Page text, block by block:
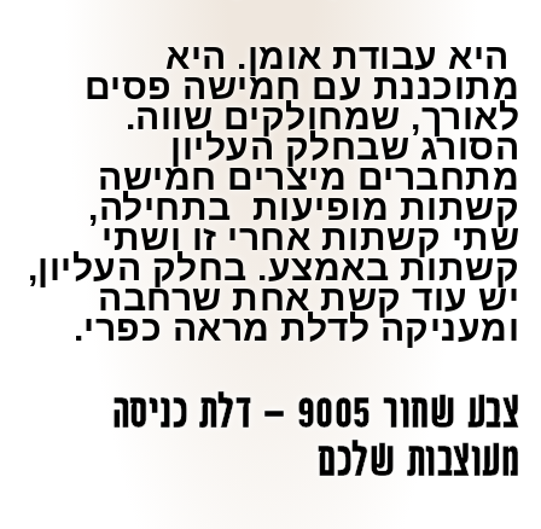
היא עבודת אומן. היא
מתוכננת עם חמישה פסים
לאורך, שמחולקים שווה.
הסורג שבחלק העליון
מתחברים מיצרים חמישה
קשתות מופיעות בתחילה,
שתי קשתות אחרי זו ושתי
קשתות באמצע. בחלק העליון,
יש עוד קשת אחת שרחבה
ומעניקה לדלת מראה כפרי.
צבע שחור 9005 – דלת כניסה
מעוצבות שלכם